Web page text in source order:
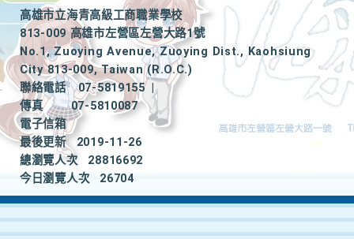
高雄市立海青高級工商職業學校
813-009 高雄市左營區左營大路1號
No.1, Zuoying Avenue, Zuoying Dist., Kaohsiung
City 813-009, Taiwan (R.O.C.)
聯絡電話
07-5819155
|
傳真
07-5810087
電子信箱
最後更新
2019-11-26
總瀏覽人次
28816692
今日瀏覽人次
26704